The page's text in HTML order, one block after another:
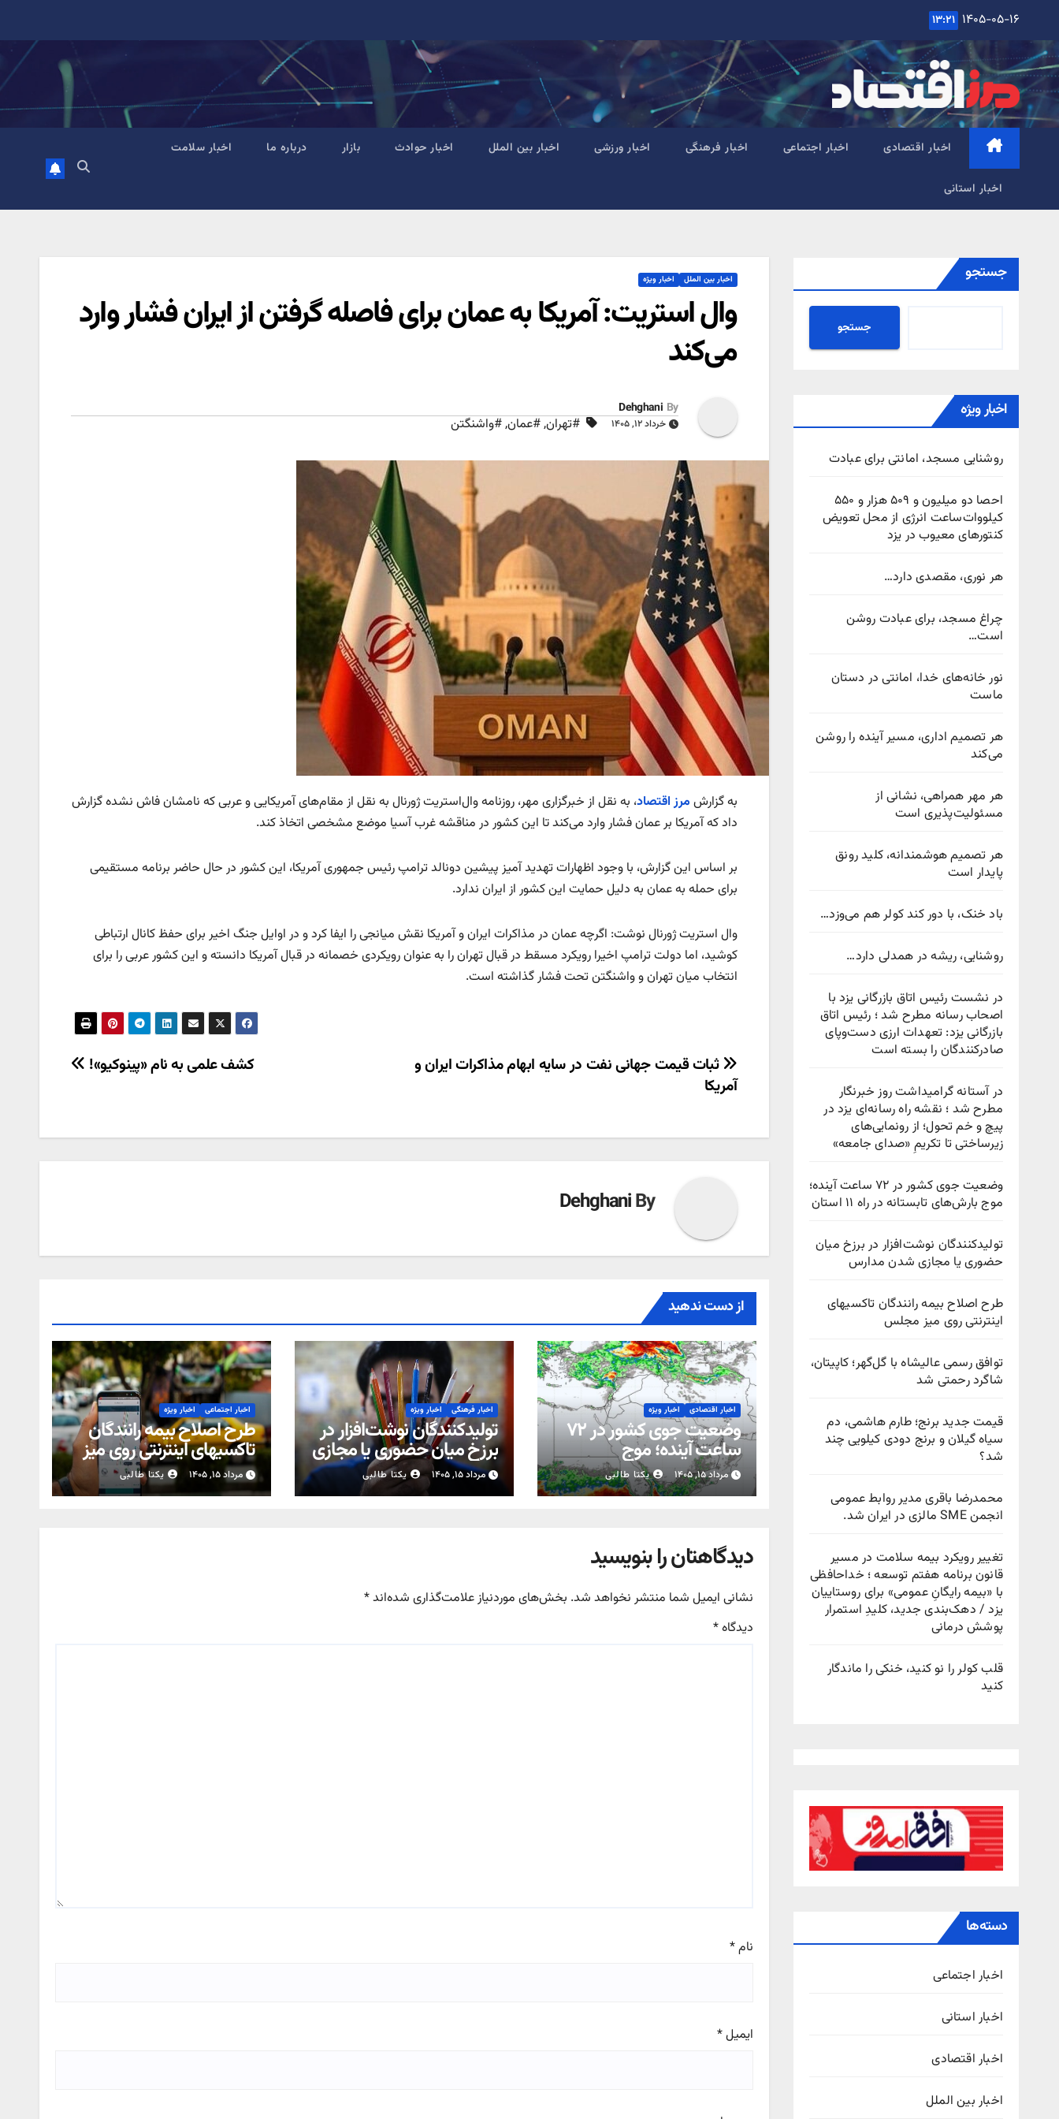
content
۱۴۰۵-۰۵-۱۶ ۱۳:۲۱
اخبار اقتصادی اخبار اجتماعی اخبار فرهنگی اخبار ورزشی اخبار بین الملل اخبار حوادث بازار درباره ما اخبار سلامت
اخبار استانی
جستجو
جستجو
اخبار ویژه
روشنایی مسجد، امانتی برای عبادت
احصا دو میلیون و ۵۰۹ هزار و ۵۵۰
کیلووات‌ساعت انرژی از محل تعویض
کنتورهای معیوب در یزد
هر نوری، مقصدی دارد…
چراغ مسجد، برای عبادت روشن
است…
نور خانه‌های خدا، امانتی در دستان
ماست
هر تصمیم اداری، مسیر آینده را روشن
می‌کند
هر مهر همراهی، نشانی از
مسئولیت‌پذیری است
هر تصمیم هوشمندانه، کلید رونق
پایدار است
باد خنک، با دور کند کولر هم می‌وزد…
روشنایی، ریشه در همدلی دارد…
در نشست رئیس اتاق بازرگانی یزد با
اصحاب رسانه مطرح شد ؛ رئیس اتاق
بازرگانی یزد: تعهدات ارزی دست‌وپای
صادرکنندگان را بسته است
در آستانه گرامیداشت روز خبرنگار
مطرح شد ؛ نقشه راه رسانه‌ای یزد در
پیچ‌ و خم تحول؛ از رونمایی‌های
زیرساختی تا تکریمِ «صدای جامعه»
وضعیت جوی کشور در ۷۲ ساعت آینده؛
موج بارش‌های تابستانه در راه ۱۱ استان
تولیدکنندگان نوشت‌افزار در برزخ میان
حضوری یا مجازی شدن مدارس
طرح اصلاح بیمه رانندگان تاکسیهای
اینترنتی روی میز مجلس
توافق رسمی عالیشاه با گل‌گهر؛ کاپیتان،
شاگرد رحمتی شد
قیمت جدید برنج؛ طارم هاشمی، دم
سیاه گیلان و برنج دودی کیلویی چند
شد؟
محمدرضا باقری مدیر روابط عمومی
انجمن SME مالزی در ایران شد.
تغییر رویکرد بیمه سلامت در مسیر
قانون برنامه هفتم توسعه ؛ خداحافظی
با «بیمه رایگانِ عمومی» برای روستاییان
یزد / دهک‌بندی جدید، کلیدِ استمرار
پوشش درمانی
قلب کولر را نو کنید، خنکی را ماندگار
کنید
دسته‌ها
اخبار اجتماعی
اخبار استانی
اخبار اقتصادی
اخبار بین الملل
اخبار بین الملل اخبار ویژه
وال استریت: آمریکا به عمان برای فاصله گرفتن از ایران فشار وارد
می‌کند
By
Dehghani
خرداد ۱۲, ۱۴۰۵ #تهران,#عمان,#واشنگتن
به گزارش مرز اقتصاد، به نقل از خبرگزاری مهر، روزنامه وال‌استریت ژورنال به نقل از مقام‌های آمریکایی و عربی که نامشان فاش نشده گزارش
داد که آمریکا بر عمان فشار وارد می‌کند تا این کشور در مناقشه غرب آسیا موضع مشخصی اتخاذ کند.
بر اساس این گزارش، با وجود اظهارات تهدید آمیز پیشین دونالد ترامپ رئیس جمهوری آمریکا، این کشور در حال حاضر برنامه مستقیمی
برای حمله به عمان به دلیل حمایت این کشور از ایران ندارد.
وال استریت ژورنال نوشت: اگرچه عمان در مذاکرات ایران و آمریکا نقش میانجی را ایفا کرد و در اوایل جنگ اخیر برای حفظ کانال ارتباطی
کوشید، اما دولت ترامپ اخیرا رویکرد مسقط در قبال تهران را به عنوان رویکردی خصمانه در قبال آمریکا دانسته و این کشور عربی را برای
انتخاب میان تهران و واشنگتن تحت فشار گذاشته است.
راهبری
نوشته
کشف علمی به نام «پینوکیو»!
ثبات قیمت جهانی نفت در سایه ابهام مذاکرات ایران و
آمریکا
By
Dehghani
از دست ندهید
اخبار اقتصادی اخبار ویژه
وضعیت جوی کشور در ۷۲
ساعت آینده؛ موج
بارش‌های تابستانه در راه ۱۱
استان
مرداد ۱۵, ۱۴۰۵ یکتا طالبی
اخبار فرهنگی اخبار ویژه
تولیدکنندگان نوشت‌افزار در
برزخ میان حضوری یا مجازی
شدن مدارس
مرداد ۱۵, ۱۴۰۵ یکتا طالبی
اخبار اجتماعی اخبار ویژه
طرح اصلاح بیمه رانندگان
تاکسیهای اینترنتی روی میز
مجلس
مرداد ۱۵, ۱۴۰۵ یکتا طالبی
دیدگاهتان را بنویسید
نشانی ایمیل شما منتشر نخواهد شد. بخش‌های موردنیاز علامت‌گذاری شده‌اند*
دیدگاه*
نام*
ایمیل*